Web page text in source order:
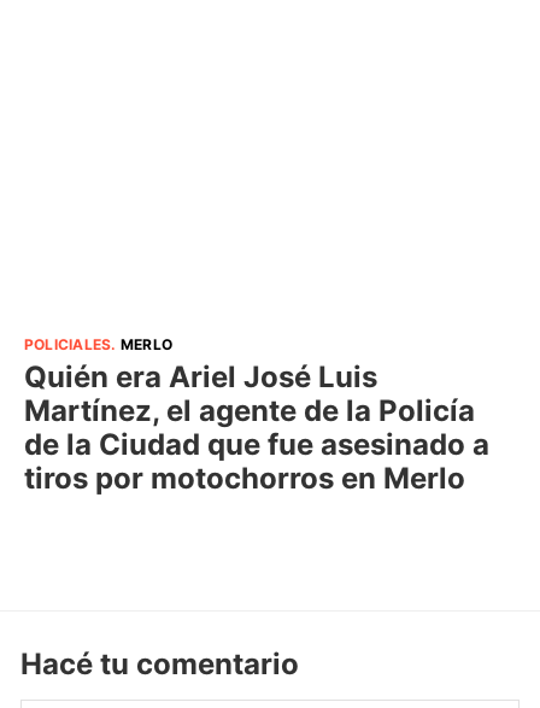
POLICIALES. MERLO
Quién era Ariel José Luis
Martínez, el agente de la Policía
de la Ciudad que fue asesinado a
tiros por motochorros en Merlo
Hacé tu comentario